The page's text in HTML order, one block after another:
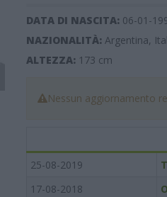
DATA DI NASCITA: 06-01-
NAZIONALITÀ: Argentina,
ALTEZZA: 173 cm
Nessun aggiornamento
25-08-2019
17-08-2018